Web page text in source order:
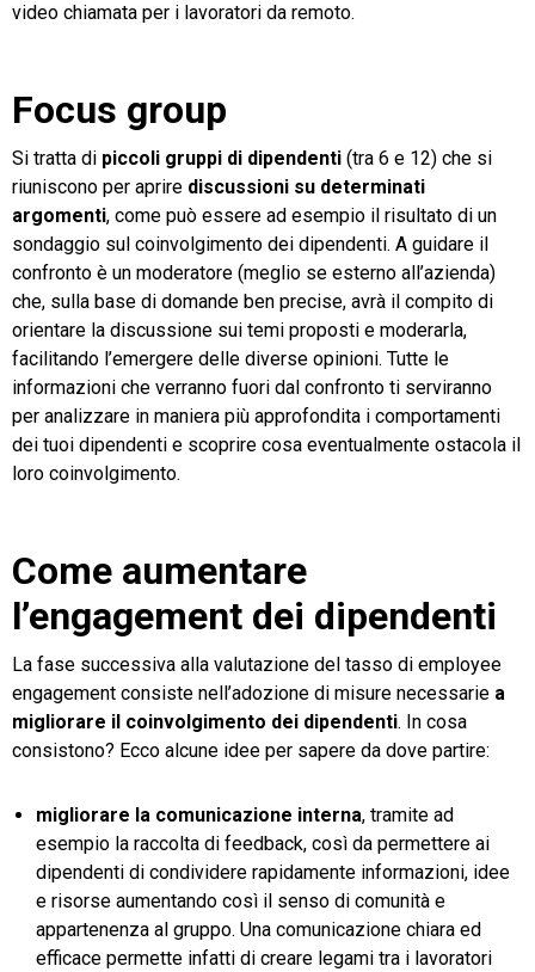
video chiamata per i lavoratori da remoto.
Focus group
Si tratta di piccoli gruppi di dipendenti (tra 6 e 12) che si
riuniscono per aprire discussioni su determinati
argomenti, come può essere ad esempio il risultato di un
sondaggio sul coinvolgimento dei dipendenti. A guidare il
confronto è un moderatore (meglio se esterno all’azienda)
che, sulla base di domande ben precise, avrà il compito di
orientare la discussione sui temi proposti e moderarla,
facilitando l’emergere delle diverse opinioni. Tutte le
informazioni che verranno fuori dal confronto ti serviranno
per analizzare in maniera più approfondita i comportamenti
dei tuoi dipendenti e scoprire cosa eventualmente ostacola il
loro coinvolgimento.
Come aumentare
l’engagement dei dipendenti
La fase successiva alla valutazione del tasso di employee
engagement consiste nell’adozione di misure necessarie a
migliorare il coinvolgimento dei dipendenti. In cosa
consistono? Ecco alcune idee per sapere da dove partire:
migliorare la comunicazione interna, tramite ad
esempio la raccolta di feedback, così da permettere ai
dipendenti di condividere rapidamente informazioni, idee
e risorse aumentando così il senso di comunità e
appartenenza al gruppo. Una comunicazione chiara ed
efficace permette infatti di creare legami tra i lavoratori